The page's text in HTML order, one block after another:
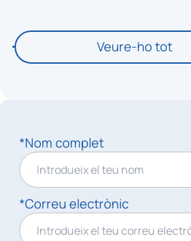
Veure-ho tot
*Nom complet
*Correu electrònic